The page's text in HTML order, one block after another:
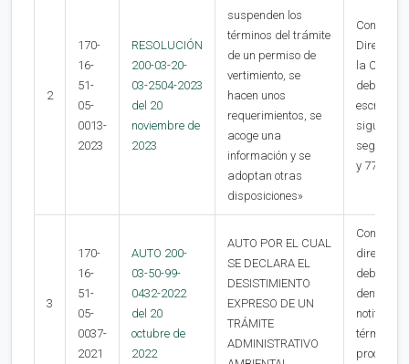
2
170-
16-
51-
05-
0013-
2023
RESOLUCIÓN
200-03-20-
03-2504-2023
del 20
noviembre de
2023
suspenden los
términos del trámite
de un permiso de
vertimiento, se
hacen unos
requerimientos, se
acoge una
información y se
adoptan otras
disposiciones»
Contra la
Directora
la
deberá
escrito
según el
y 77 de la
3
170-
16-
51-
05-
0037-
2021
AUTO 200-
03-50-99-
0432-2022
del 20
octubre de
2022
AUTO POR EL CUAL
SE DECLARA EL
DESISTIMIENTO
EXPRESO DE UN
TRÁMITE
ADMINISTRATIVO
Contra la
dirección
deberá
dentro
términos